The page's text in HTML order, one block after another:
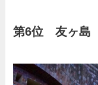
第6位 友ヶ島